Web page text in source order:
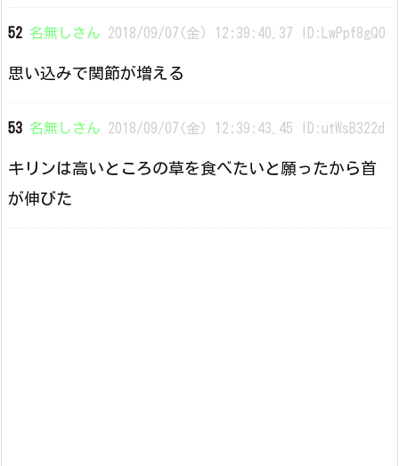
52 名無しさん 2018/09/07(金) 12:39:40.37 ID:LwPpf8gQ0
思い込みで関節が増える
53 名無しさん 2018/09/07(金) 12:39:43.45 ID:utWsB322d
キリンは高いところの草を食べたいと願ったから首
が伸びた